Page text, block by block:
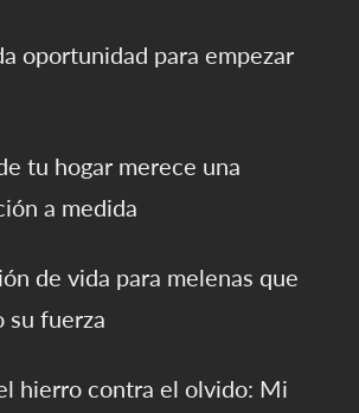
oportunidad para empezar
tu hogar merece una
a medida
de vida para melenas que
su fuerza
hierro contra el olvido: Mi